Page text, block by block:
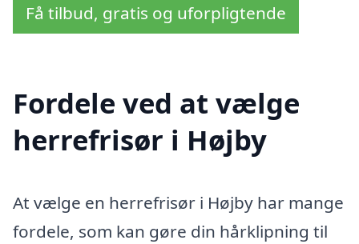
Få tilbud, gratis og uforpligtende
Fordele ved at vælge
herrefrisør i Højby
At vælge en herrefrisør i Højby har mange
fordele, som kan gøre din hårklipning til